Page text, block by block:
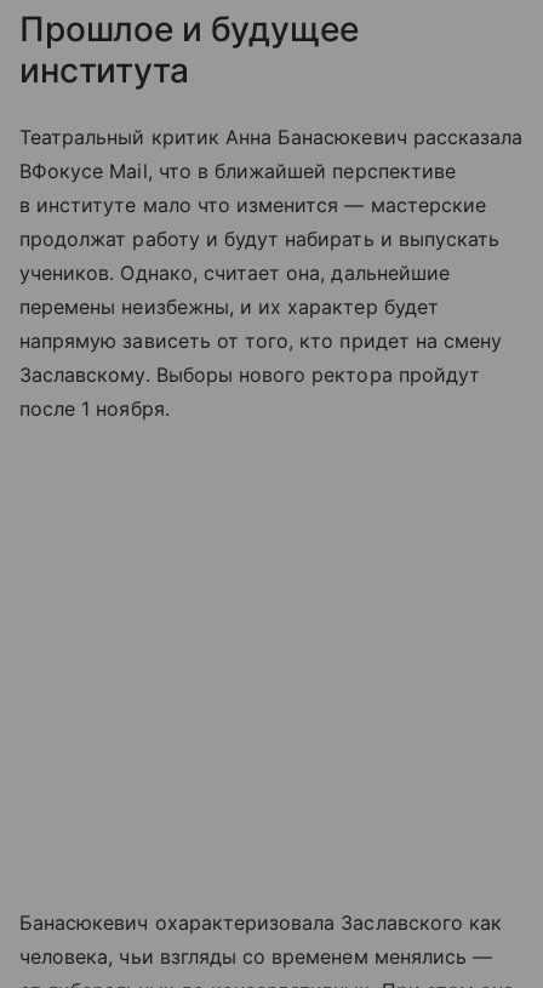
Прошлое и будущее
института
Театральный критик Анна Банасюкевич рассказала
ВФокусе Mail, что в ближайшей перспективе
в институте мало что изменится — мастерские
продолжат работу и будут набирать и выпускать
учеников. Однако, считает она, дальнейшие
перемены неизбежны, и их характер будет
напрямую зависеть от того, кто придет на смену
Заславскому. Выборы нового ректора пройдут
после 1 ноября.
Банасюкевич охарактеризовала Заславского как
человека, чьи взгляды со временем менялись —